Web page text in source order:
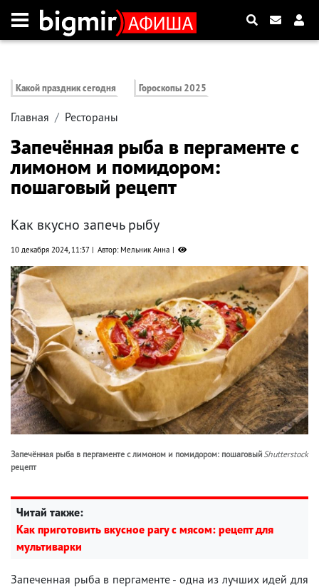
Какой праздник сегодня Гороскопы 2025
Главная Рестораны
Запечённая рыба в пергаменте с
лимоном и помидором:
пошаговый рецепт
Как вкусно запечь рыбу
10 декабря 2024, 11:37 Автор: Мельник Анна
Запечённая рыба в пергаменте с лимоном и помидором: пошаговый
рецепт
Shutterstock
Читай также:
Как приготовить вкусное рагу с мясом: рецепт для
мультиварки
Запеченная рыба в пергаменте - одна из лучших идей для